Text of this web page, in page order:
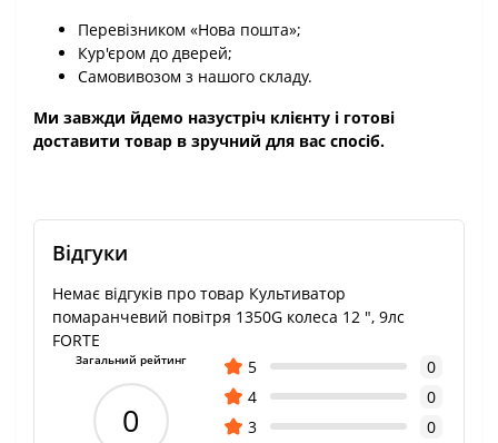
Перевізником «Нова пошта»;
Кур'єром до дверей;
Самовивозом з нашого складу.
Ми завжди йдемо назустріч клієнту і готові
доставити товар в зручний для вас спосіб.
Відгуки
Немає відгуків про товар Культиватор
помаранчевий повітря 1350G колеса 12 ", 9лс
FORTE
Загальний рейтинг
0
5
0
4
0
3
0